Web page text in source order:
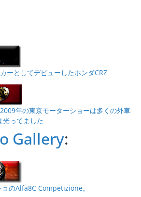
ーとしてデビューしたホンダCRZ
年の東京モーターショーは多くの外車
ってました
Gallery:
のAlfa8C Competizione。